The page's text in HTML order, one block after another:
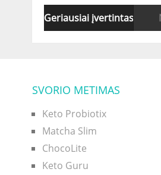
Geriausiai įvertintas
SVORIO METIMAS
Keto Probiotix
Matcha Slim
ChocoLite
Keto Guru